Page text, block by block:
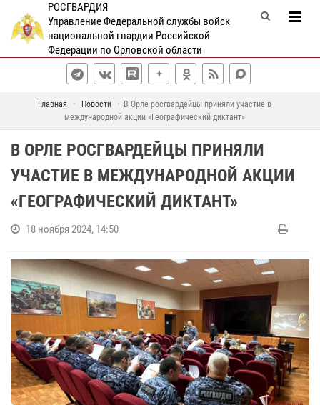
РОСГВАРДИЯ
Управление Федеральной службы войск
национальной гвардии Российской
Федерации по Орловской области
Главная Новости
В Орле росгвардейцы приняли участие в
международной акции «Географический диктант»
В ОРЛЕ РОСГВАРДЕЙЦЫ ПРИНЯЛИ
УЧАСТИЕ В МЕЖДУНАРОДНОЙ АКЦИИ
«ГЕОГРАФИЧЕСКИЙ ДИКТАНТ»
18 ноября 2024, 14:50